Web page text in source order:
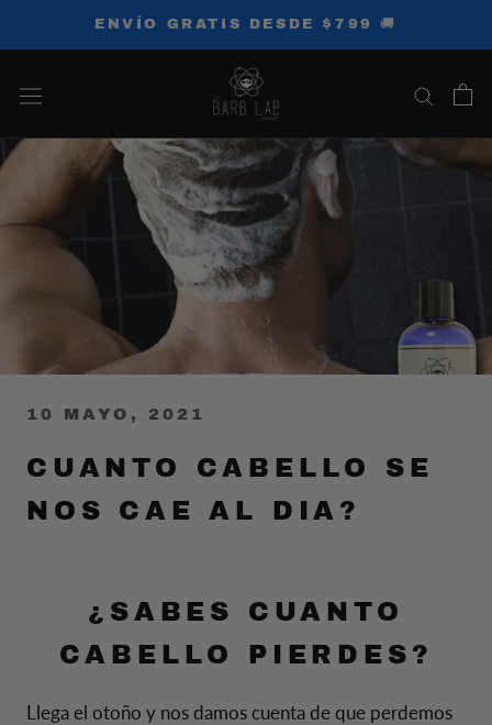
al
ENVÍO GRATIS DESDE $799 🚚
10 MAYO, 2021
CUANTO CABELLO SE
NOS CAE AL DIA?
¿SABES CUANTO
CABELLO PIERDES?
Llega el otoño y nos damos cuenta de que perdemos